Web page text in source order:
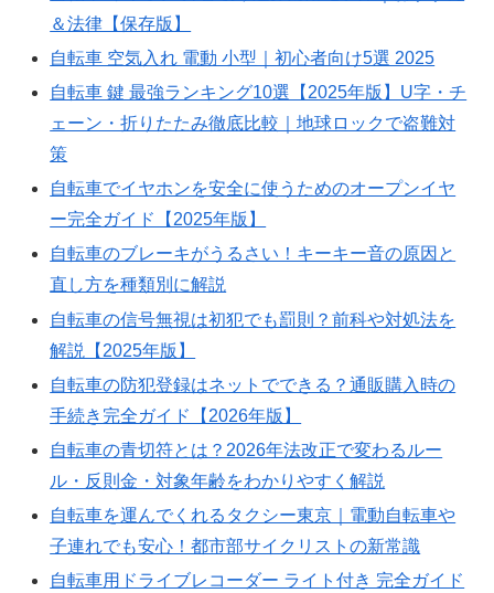
＆法律【保存版】
自転車 空気入れ 電動 小型｜初心者向け5選 2025
自転車 鍵 最強ランキング10選【2025年版】U字・チ
ェーン・折りたたみ徹底比較｜地球ロックで盗難対
策
自転車でイヤホンを安全に使うためのオープンイヤ
ー完全ガイド【2025年版】
自転車のブレーキがうるさい！キーキー音の原因と
直し方を種類別に解説
自転車の信号無視は初犯でも罰則？前科や対処法を
解説【2025年版】
自転車の防犯登録はネットでできる？通販購入時の
手続き完全ガイド【2026年版】
自転車の青切符とは？2026年法改正で変わるルー
ル・反則金・対象年齢をわかりやすく解説
自転車を運んでくれるタクシー東京｜電動自転車や
子連れでも安心！都市部サイクリストの新常識
自転車用ドライブレコーダー ライト付き 完全ガイド